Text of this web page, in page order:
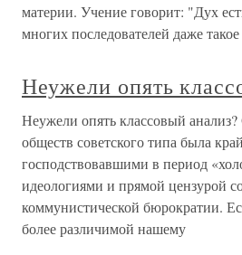
материи. Учение говорит: "Дух
многих последователей даже такое
Неужели опять
Неужели опять классовый анализ?
обществ советского типа была
господствовавшими в период
идеологиями и прямой цензурой
коммунистической бюрократии.
более различимой нашему